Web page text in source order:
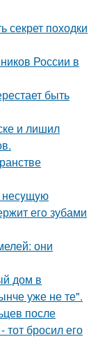
секрет походки
России в
быть
и лишил
несyщyю
егo зубами
они
дом в
уже не те".
после
тот бросил его